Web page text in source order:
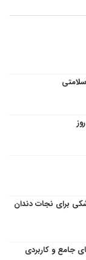
برای نجات دندان
جامع و کاربردی